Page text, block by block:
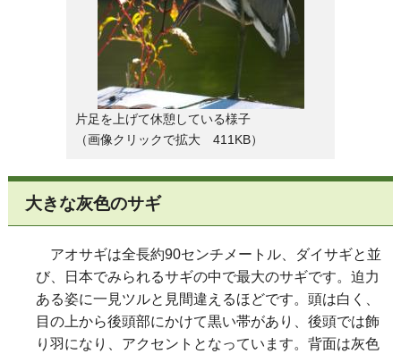
片足を上げて休憩している様子
（画像クリックで拡大 411KB）
大きな灰色のサギ
アオサギは全長約90センチメートル、ダイサギと並
び、日本でみられるサギの中で最大のサギです。迫力
ある姿に一見ツルと見間違えるほどです。頭は白く、
目の上から後頭部にかけて黒い帯があり、後頭では飾
り羽になり、アクセントとなっています。背面は灰色